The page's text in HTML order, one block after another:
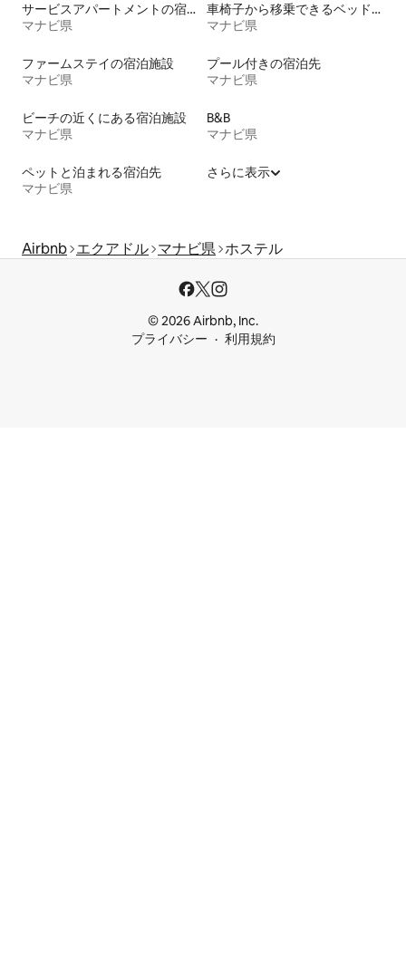
サービスアパートメントの宿泊施設
マナビ県
車椅子から移乗できるベッドがある宿泊施設
マナビ県
ファームステイの宿泊施設
マナビ県
プール付きの宿泊先
マナビ県
ビーチの近くにある宿泊施設
マナビ県
B&B
マナビ県
ペットと泊まれる宿泊先
マナビ県
さらに表示
Airbnb エクアドル マナビ県 ホステル
© 2026 Airbnb, Inc.
プライバシー
利用規約